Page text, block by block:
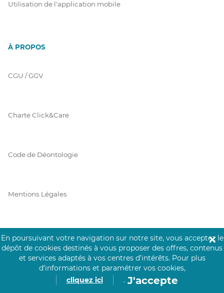
Utilisation de l'application mobile
À PROPOS
CGU / GGV
Charte Click&Care
Code de Déontologie
Mentions Légales
Prérequis Click&Care
Protection des Données
En poursuivant votre navigation sur notre site, vous acceptez le
dépôt de cookies destinés à vous proposer des offres, contenus
et services adaptés à vos centres d’intérêts. Pour plus
d’informations et paramétrer vos cookies,
cliquez ici
. J'accepte
✕